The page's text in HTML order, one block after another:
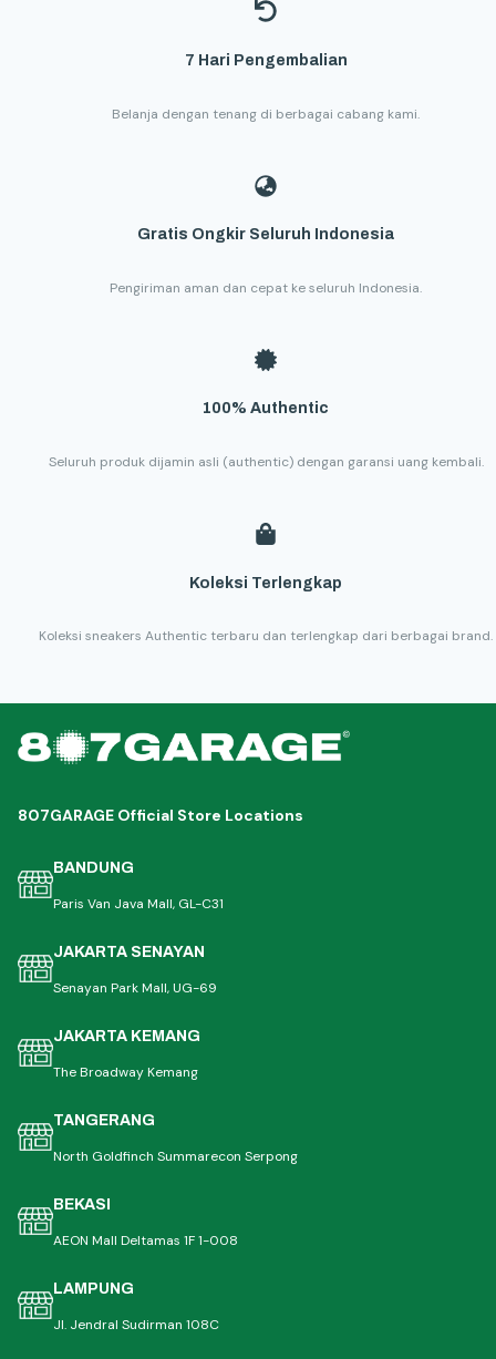
7 Hari Pengembalian
Belanja dengan tenang di berbagai cabang kami.
Gratis Ongkir Seluruh Indonesia
Pengiriman aman dan cepat ke seluruh Indonesia.
100% Authentic
Seluruh produk dijamin asli (authentic) dengan garansi uang kembali.
Koleksi Terlengkap
Koleksi sneakers Authentic terbaru dan terlengkap dari berbagai brand.
807GARAGE Official Store Locations
BANDUNG
Paris Van Java Mall, GL-C31
JAKARTA SENAYAN
Senayan Park Mall, UG-69
JAKARTA KEMANG
The Broadway Kemang
TANGERANG
North Goldfinch Summarecon Serpong
BEKASI
AEON Mall Deltamas 1F 1-008
LAMPUNG
Jl. Jendral Sudirman 108C